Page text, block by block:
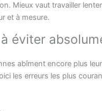
Mieux vaut travailler
et à mesure.
éviter
abîment encore plus
les erreurs les plus